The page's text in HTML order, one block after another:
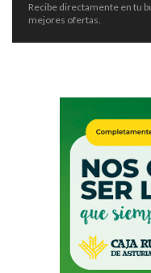
Recibe directamente en tu
mejores ofertas.